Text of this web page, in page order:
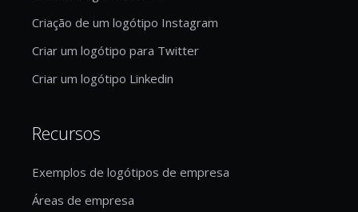
Criação de um logótipo Instagram
Criar um logótipo para Twitter
Criar um logótipo Linkedin
Recursos
Exemplos de logótipos de empresa
Áreas de empresa